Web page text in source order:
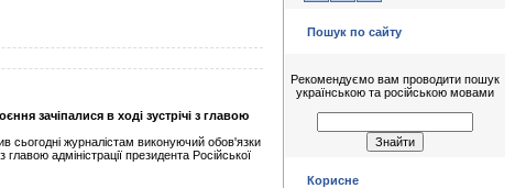
зачіпалися в ході зустрічі з главою
сьогодні журналістам виконуючий обов'язки
адміністрації президента Російської
Пошук по сайту
Рекомендуємо вам проводити пошук
українською та російською мовами
Корисне